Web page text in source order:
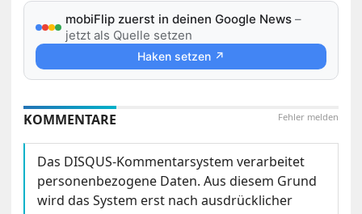
mobiFlip zuerst in deinen Google News –
jetzt als Quelle setzen
Haken setzen ↗
Fehler melden
KOMMENTARE
Das DISQUS-Kommentarsystem verarbeitet
personenbezogene Daten. Aus diesem Grund
wird das System erst nach ausdrücklicher